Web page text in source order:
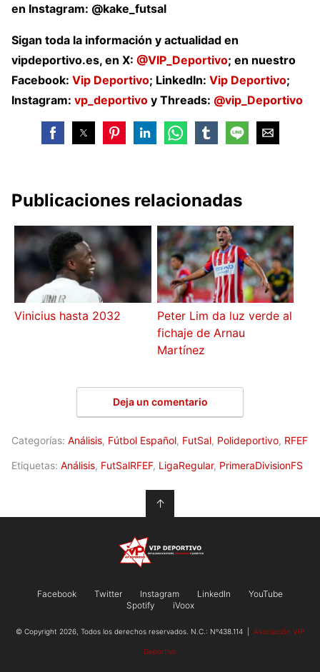
en Instagram: @kake_futsal
Sigan toda la información y actualidad en
vipdeportivo.es, en X: @VIP_Deportivo; en nuestro
Facebook: Vip Deportivo; LinkedIn: Vip Deportivo;
Instagram: vp_deportivo y Threads: @vip_Deportivo
Publicaciones relacionadas
Vinicius hasta 2032
Peter Lim da luz verde al
fichaje de Arnau
Martínez
Deja un comentario
Categorías: Análisis, Fútbol Español, FutSal, Polideportivo, RFEF
Etiquetas: Análisis, FutSalRFEF, LigaRegular, PrimeraDivisionFS
↑
Facebook Twitter Instagram LinkedIn
YouTube
Spotify
iVoox
© Copyright 2026, Todos los derechos reservados. N.C.: Nº438.114 | Asociación VIP
Deportivo